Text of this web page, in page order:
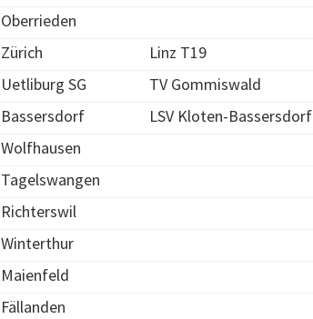
Oberrieden
Zürich Linz T19
Uetliburg SG TV Gommiswald
Bassersdorf LSV Kloten-Bassersdorf
Wolfhausen
Tagelswangen
Richterswil
Winterthur
Maienfeld
Fällanden